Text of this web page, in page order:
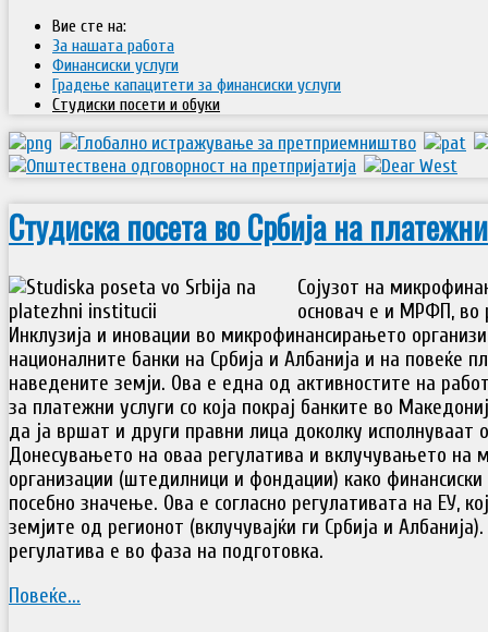
Вие сте на:
За нашата работа
Финансиски услуги
Градење капацитети за финансиски услуги
Студиски посети и обуки
Студиска посета во Србија на
Сојузот на
основач е и МРФП, во
Инклузија и иновации во микрофинансирањето
националните банки на Србија и Албанија и на повеќе
наведените земји. Ова е една од активностите на
за платежни услуги со која покрај банките во
да ја вршат и други правни лица доколку исполнуваат
Донесувањето на оваа регулатива и вклучувањето на
организации (штедилници и фондации) како
посебно значење. Ова е согласно регулативата на ЕУ,
земјите од регионот (вклучувајќи ги Србија и
регулатива е во фаза на подготовка.
Повеќе...